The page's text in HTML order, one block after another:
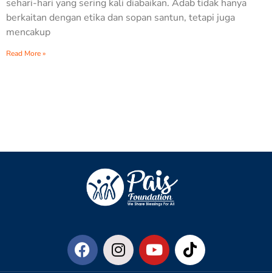
sehari-hari yang sering kali diabaikan. Adab tidak hanya
berkaitan dengan etika dan sopan santun, tetapi juga
mencakup
Read More »